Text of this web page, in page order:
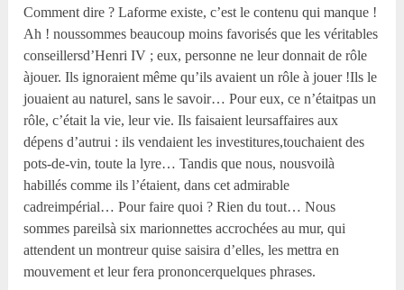
Comment dire ? Laforme existe, c’est le contenu qui manque !
Ah ! noussommes beaucoup moins favorisés que les véritables
conseillersd’Henri IV ; eux, personne ne leur donnait de rôle
àjouer. Ils ignoraient même qu’ils avaient un rôle à jouer !Ils le
jouaient au naturel, sans le savoir… Pour eux, ce n’étaitpas un
rôle, c’était la vie, leur vie. Ils faisaient leursaffaires aux
dépens d’autrui : ils vendaient les investitures,touchaient des
pots-de-vin, toute la lyre… Tandis que nous, nousvoilà
habillés comme ils l’étaient, dans cet admirable
cadreimpérial… Pour faire quoi ? Rien du tout… Nous
sommes pareilsà six marionnettes accrochées au mur, qui
attendent un montreur quise saisira d’elles, les mettra en
mouvement et leur fera prononcerquelques phrases.